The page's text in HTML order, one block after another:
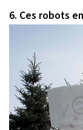
6. Ces robots